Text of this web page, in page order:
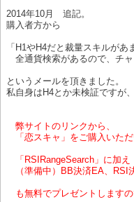
2014年10月 追記。
購入者方から
「H1やH4だと裁量スキルが
全通貨検索があるので、チ
というメールを頂きました。
私自身はH4とか未検証ですが
弊サイトのリンクから、
「恋スキャ」をご購入いた
「RSIRangeSearch」に加え
（準備中）BB決済EA、RSI
も無料でプレゼントします